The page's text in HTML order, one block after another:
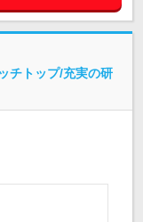
チトップ/充実の研